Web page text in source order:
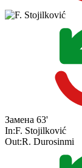
Замена 63'
In:F. Stojilković
Out:R. Durosinmi